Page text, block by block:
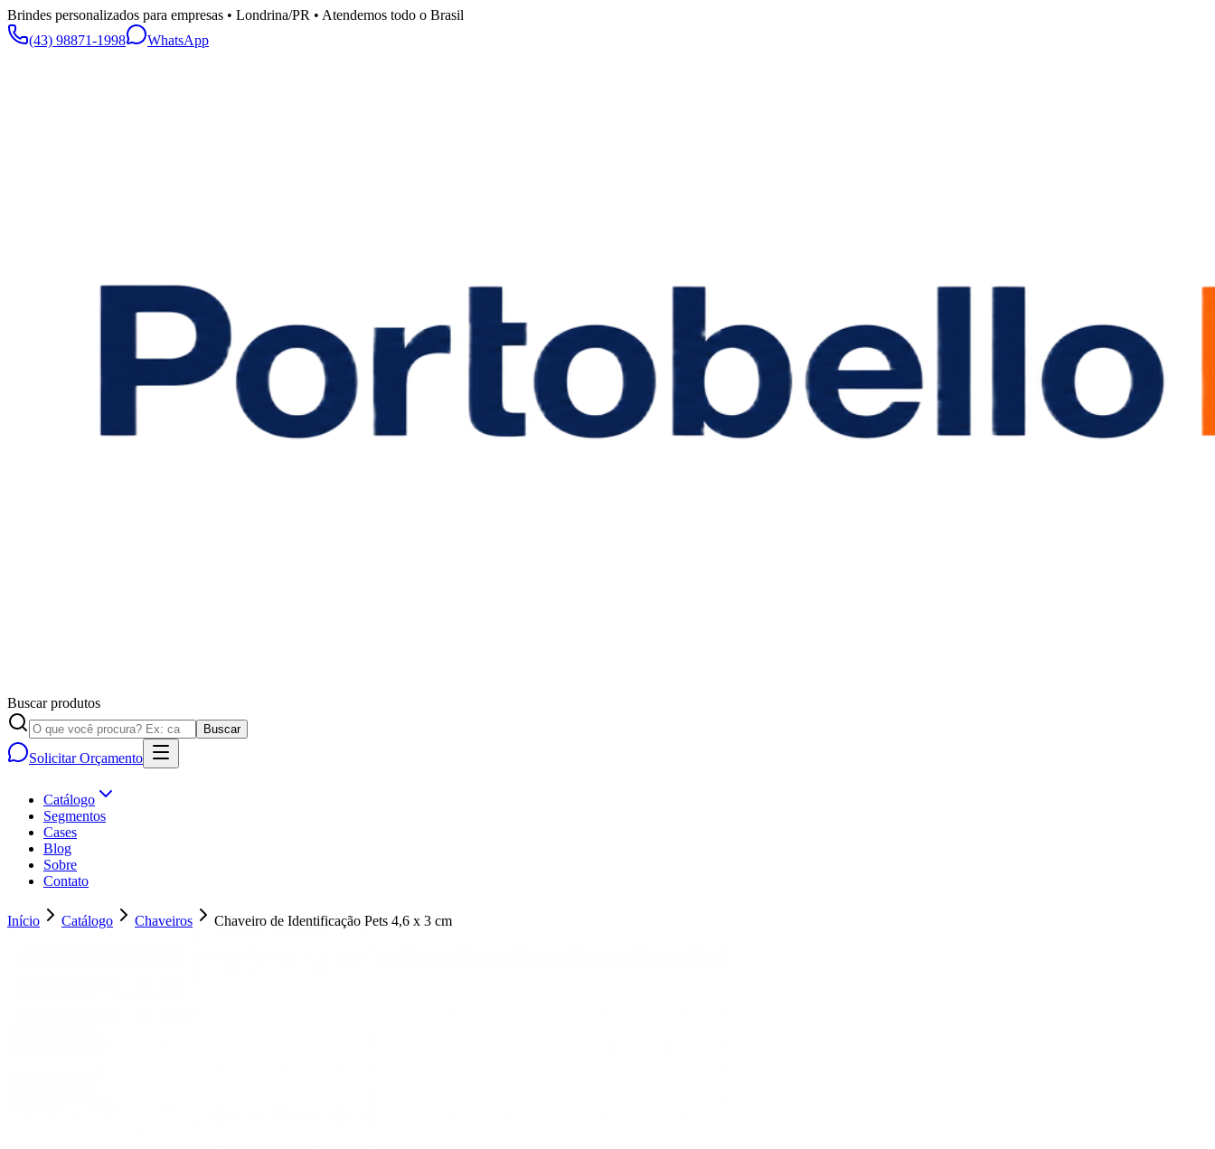
Brindes personalizados para empresas • Londrina/PR • Atendemos todo o Brasil
(43) 98871-1998
WhatsApp
Buscar produtos
Buscar
Solicitar Orçamento
Catálogo
Segmentos
Cases
Blog
Sobre
Contato
Início Catálogo Chaveiros Chaveiro de Identificação Pets 4,6 x 3 cm